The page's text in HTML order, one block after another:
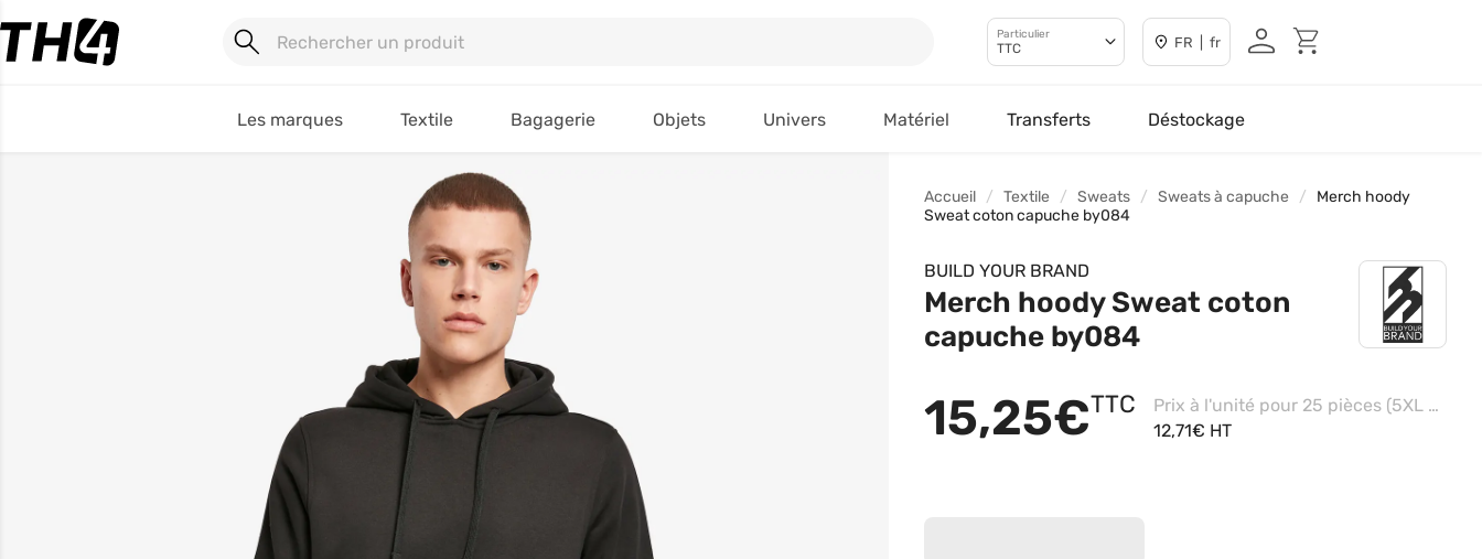
Particulier
TTC FR | fr
Les marques Textile Bagagerie Objets Univers Matériel Transferts Déstockage
Accueil Textile Sweats Sweats à capuche
Merch hoody
Sweat coton capuche by084
BUILD YOUR BRAND
Merch hoody Sweat coton
capuche by084
15,25€TTC
Prix à l'unité pour 25 pièces (5XL - White)
12,71€ HT